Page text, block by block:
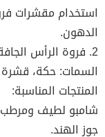
استخدام مقشرات
الدهون.
2. فروة الرأس الجافة
السمات: حكة،
المنتجات المناسبة:
شامبو لطيف ومرطب
جوز الهند.